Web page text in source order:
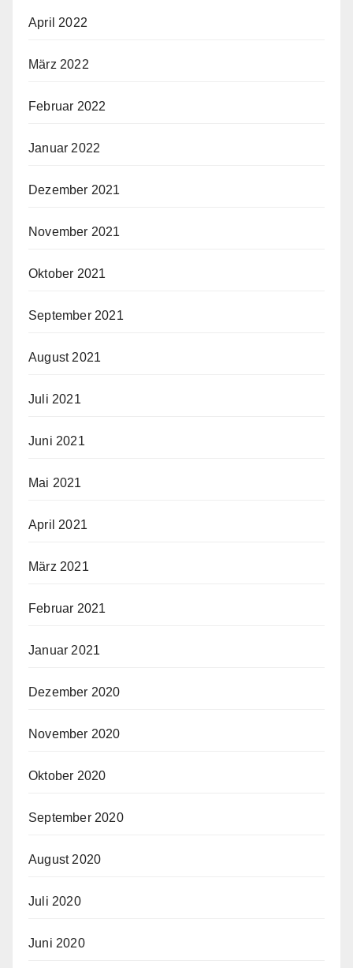
April 2022
März 2022
Februar 2022
Januar 2022
Dezember 2021
November 2021
Oktober 2021
September 2021
August 2021
Juli 2021
Juni 2021
Mai 2021
April 2021
März 2021
Februar 2021
Januar 2021
Dezember 2020
November 2020
Oktober 2020
September 2020
August 2020
Juli 2020
Juni 2020